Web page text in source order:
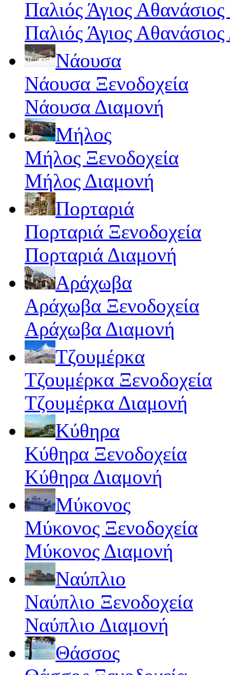
Παλιός Άγιος Αθανάσιος
Παλιός Άγιος
Νάουσα
Νάουσα Ξενοδοχεία
Νάουσα Διαμονή
Μήλος
Μήλος Ξενοδοχεία
Μήλος Διαμονή
Πορταριά
Πορταριά Ξενοδοχεία
Πορταριά Διαμονή
Αράχωβα
Αράχωβα Ξενοδοχεία
Αράχωβα Διαμονή
Τζουμέρκα
Τζουμέρκα Ξενοδοχεία
Τζουμέρκα Διαμονή
Κύθηρα
Κύθηρα Ξενοδοχεία
Κύθηρα Διαμονή
Μύκονος
Μύκονος Ξενοδοχεία
Μύκονος Διαμονή
Ναύπλιο
Ναύπλιο Ξενοδοχεία
Ναύπλιο Διαμονή
Θάσσος